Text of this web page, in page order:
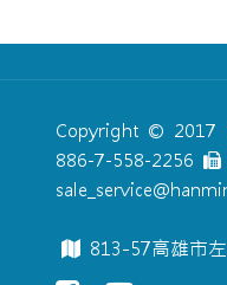
Copyright © 2017
886-7-558-2256
813-57高雄市